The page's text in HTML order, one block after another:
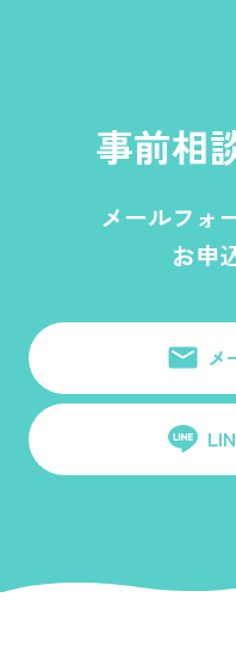
事前相
メールフォ
お申
メ